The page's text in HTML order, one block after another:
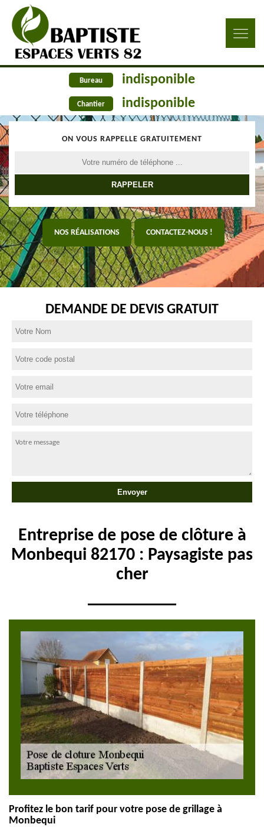
Bureau indisponible
Chantier indisponible
ON VOUS RAPPELLE GRATUITEMENT
NOS RÉALISATIONS CONTACTEZ-NOUS !
DEMANDE DE DEVIS GRATUIT
Entreprise de pose de clôture à
Monbequi 82170 : Paysagiste pas
cher
Profitez le bon tarif pour votre pose de grillage à
Monbequi